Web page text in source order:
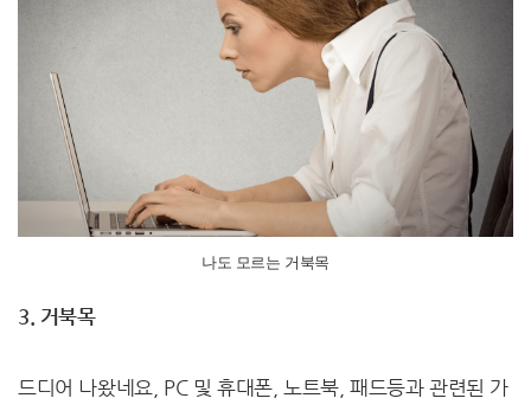
나도 모르는 거북목
3. 거북목
드디어 나왔네요, PC 및 휴대폰, 노트북, 패드등과 관련된 가